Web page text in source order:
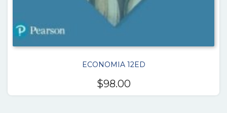
ECONOMIA 12ED
$98.00